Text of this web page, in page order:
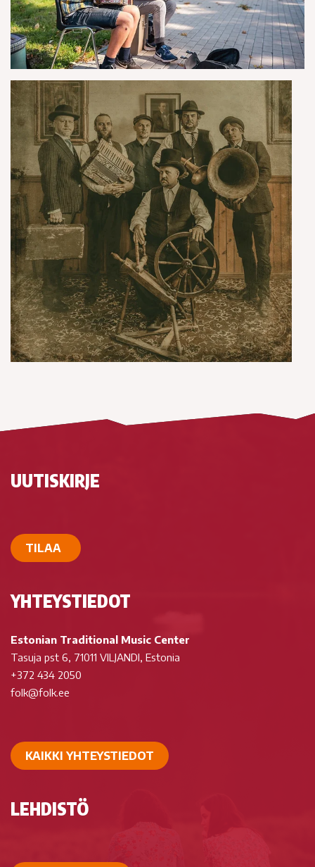
UUTISKIRJE
TILAA
YHTEYSTIEDOT
Estonian Traditional Music Center
Tasuja pst 6, 71011 VILJANDI, Estonia
+372 434 2050
folk@folk.ee
KAIKKI YHTEYSTIEDOT
LEHDISTÖ